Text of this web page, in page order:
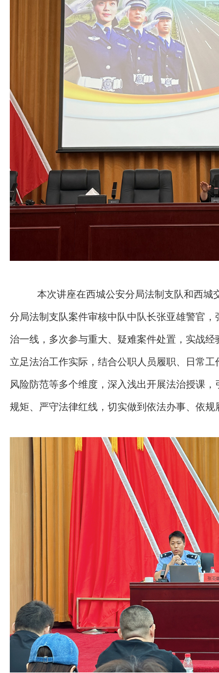
本次讲座在西城公安分局法制支队和西
分局法制支队案件审核中队中队长张亚雄警官
治一线，多次参与重大、疑难案件处置，实战
立足法治工作实际，结合公职人员履职、日常
风险防范等多个维度，深入浅出开展法治授课
规矩、严守法律红线，切实做到依法办事、依